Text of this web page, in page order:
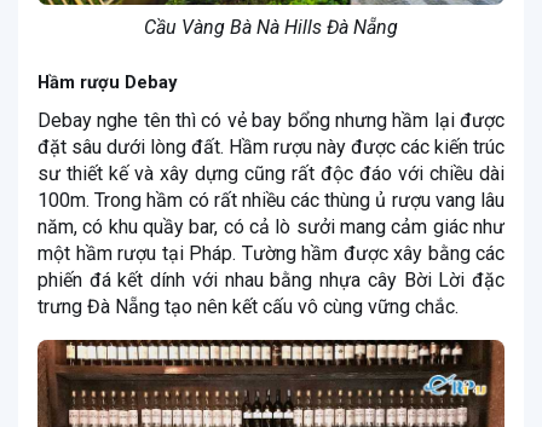
Cầu Vàng Bà Nà Hills Đà Nẵng
Hầm rượu Debay
Debay nghe tên thì có vẻ bay bổng nhưng hầm lại được
đặt sâu dưới lòng đất. Hầm rượu này được các kiến trúc
sư thiết kế và xây dựng cũng rất độc đáo với chiều dài
100m. Trong hầm có rất nhiều các thùng ủ rượu vang lâu
năm, có khu quầy bar, có cả lò sưởi mang cảm giác như
một hầm rượu tại Pháp. Tường hầm được xây bằng các
phiến đá kết dính với nhau bằng nhựa cây Bời Lời đặc
trưng Đà Nẵng tạo nên kết cấu vô cùng vững chắc.